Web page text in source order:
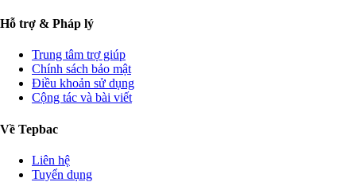
Hỗ trợ & Pháp lý
Trung tâm trợ giúp
Chính sách bảo mật
Điều khoản sử dụng
Cộng tác và bài viết
Về Tepbac
Liên hệ
Tuyển dụng